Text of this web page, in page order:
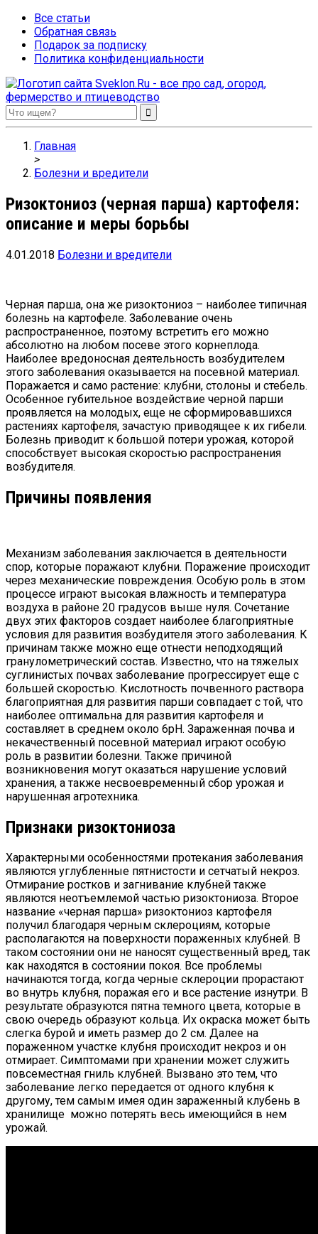
Все статьи
Обратная связь
Подарок за подписку
Политика конфиденциальности
Sveklon.Ru – все про сад, огород, фермерство и птицеводство
Главная
>
Болезни и вредители
Ризоктониоз (черная парша) картофеля:
описание и меры борьбы
4.01.2018 Болезни и вредители
Черная парша, она же ризоктониоз – наиболее типичная
болезнь на картофеле. Заболевание очень
распространенное, поэтому встретить его можно
абсолютно на любом посеве этого корнеплода.
Наиболее вредоносная деятельность возбудителем
этого заболевания оказывается на посевной материал.
Поражается и само растение: клубни, столоны и стебель.
Особенное губительное воздействие черной парши
проявляется на молодых, еще не сформировавшихся
растениях картофеля, зачастую приводящее к их гибели.
Болезнь приводит к большой потери урожая, которой
способствует высокая скоростью распространения
возбудителя.
Причины появления
Механизм заболевания заключается в деятельности
спор, которые поражают клубни. Поражение происходит
через механические повреждения. Особую роль в этом
процессе играют высокая влажность и температура
воздуха в районе 20 градусов выше нуля. Сочетание
двух этих факторов создает наиболее благоприятные
условия для развития возбудителя этого заболевания. К
причинам также можно еще отнести неподходящий
гранулометрический состав. Известно, что на тяжелых
суглинистых почвах заболевание прогрессирует еще с
большей скоростью. Кислотность почвенного раствора
благоприятная для развития парши совпадает с той, что
наиболее оптимальна для развития картофеля и
составляет в среднем около 6pH. Зараженная почва и
некачественный посевной материал играют особую
роль в развитии болезни. Также причиной
возникновения могут оказаться нарушение условий
хранения, а также несвоевременный сбор урожая и
нарушенная агротехника.
Признаки ризоктониоза
Характерными особенностями протекания заболевания
являются углубленные пятнистости и сетчатый некроз.
Отмирание ростков и загнивание клубней также
являются неотъемлемой частью ризоктониоза. Второе
название «черная парша» ризоктониоз картофеля
получил благодаря черным склероциям, которые
располагаются на поверхности пораженных клубней. В
таком состоянии они не наносят существенный вред, так
как находятся в состоянии покоя. Все проблемы
начинаются тогда, когда черные склероции прорастают
во внутрь клубня, поражая его и все растение изнутри. В
результате образуются пятна темного цвета, которые в
свою очередь образуют кольца. Их окраска может быть
слегка бурой и иметь размер до 2 см. Далее на
пораженном участке клубня происходит некроз и он
отмирает. Симптомами при хранении может служить
повсеместная гниль клубней. Вызвано это тем, что
заболевание легко передается от одного клубня к
другому, тем самым имея один зараженный клубень в
хранилище можно потерять весь имеющийся в нем
урожай.